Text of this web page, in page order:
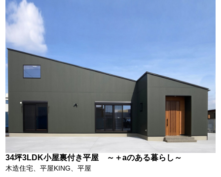
34坪3LDK小屋裏付き平屋 ～＋aのある暮らし～
木造住宅、平屋KING、平屋